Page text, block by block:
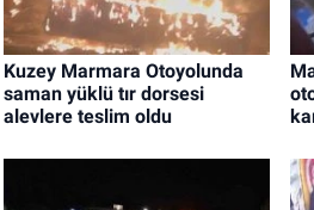
Kuzey Marmara Otoyolunda
saman yüklü tır dorsesi
alevlere teslim oldu